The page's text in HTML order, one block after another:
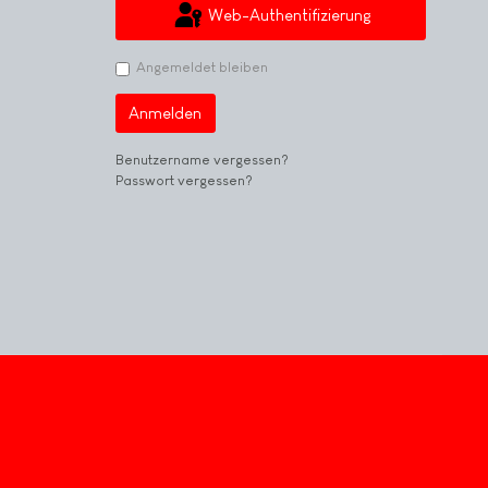
Web-Authentifizierung
Angemeldet bleiben
Anmelden
Benutzername vergessen?
Passwort vergessen?